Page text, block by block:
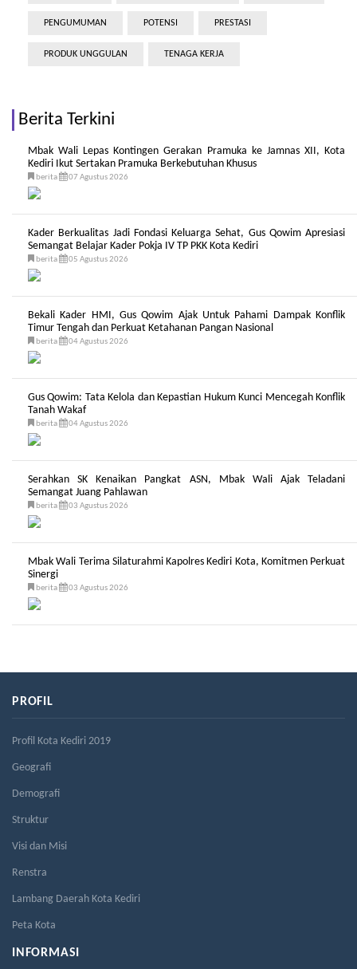
PENGUMUMAN POTENSI PRESTASI
PRODUK UNGGULAN TENAGA KERJA
Berita Terkini
Mbak Wali Lepas Kontingen Gerakan Pramuka ke Jamnas XII, Kota
Kediri Ikut Sertakan Pramuka Berkebutuhan Khusus
berita 07 Agustus 2026
Kader Berkualitas Jadi Fondasi Keluarga Sehat, Gus Qowim Apresiasi
Semangat Belajar Kader Pokja IV TP PKK Kota Kediri
berita 05 Agustus 2026
Bekali Kader HMI, Gus Qowim Ajak Untuk Pahami Dampak Konflik
Timur Tengah dan Perkuat Ketahanan Pangan Nasional
berita 04 Agustus 2026
Gus Qowim: Tata Kelola dan Kepastian Hukum Kunci Mencegah Konflik
Tanah Wakaf
berita 04 Agustus 2026
Serahkan SK Kenaikan Pangkat ASN, Mbak Wali Ajak Teladani
Semangat Juang Pahlawan
berita 03 Agustus 2026
Mbak Wali Terima Silaturahmi Kapolres Kediri Kota, Komitmen Perkuat
Sinergi
berita 03 Agustus 2026
PROFIL
Profil Kota Kediri 2019
Geografi
Demografi
Struktur
Visi dan Misi
Renstra
Lambang Daerah Kota Kediri
Peta Kota
INFORMASI